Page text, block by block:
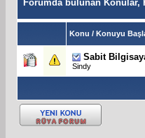
Forumda bulunan Konular,
Konu / Konuyu
Sabit
Sindy